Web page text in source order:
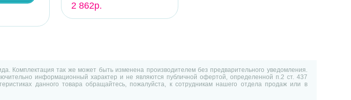
2 862р.
Комплектация так же может быть изменена производителем без предварительного уведомления.
информационный характер и не являются публичной офертой, определенной п.2 ст. 437
данного товара обращайтесь, пожалуйста, к сотрудникам нашего отдела продаж или в